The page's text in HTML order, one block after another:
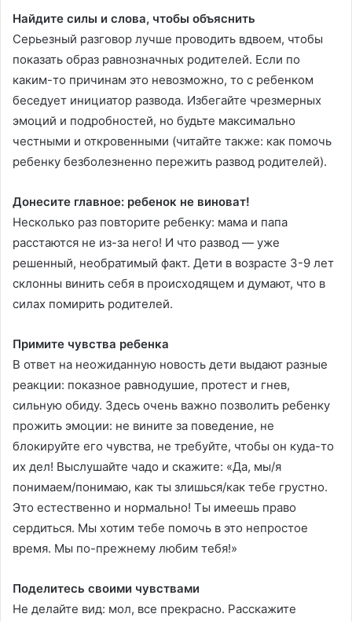
Найдите силы и слова, чтобы объяснить
Серьезный разговор лучше проводить вдвоем, чтобы
показать образ равнозначных родителей. Если по
каким-то причинам это невозможно, то с ребенком
беседует инициатор развода. Избегайте чрезмерных
эмоций и подробностей, но будьте максимально
честными и откровенными (читайте также: как помочь
ребенку безболезненно пережить развод родителей).
Донесите главное: ребенок не виноват!
Несколько раз повторите ребенку: мама и папа
расстаются не из-за него! И что развод — уже
решенный, необратимый факт. Дети в возрасте 3-9 лет
склонны винить себя в происходящем и думают, что в
силах помирить родителей.
Примите чувства ребенка
В ответ на неожиданную новость дети выдают разные
реакции: показное равнодушие, протест и гнев,
сильную обиду. Здесь очень важно позволить ребенку
прожить эмоции: не вините за поведение, не
блокируйте его чувства, не требуйте, чтобы он куда-то
их дел! Выслушайте чадо и скажите: «Да, мы/я
понимаем/понимаю, как ты злишься/как тебе грустно.
Это естественно и нормально! Ты имеешь право
сердиться. Мы хотим тебе помочь в это непростое
время. Мы по-прежнему любим тебя!»
Поделитесь своими чувствами
Не делайте вид: мол, все прекрасно. Расскажите